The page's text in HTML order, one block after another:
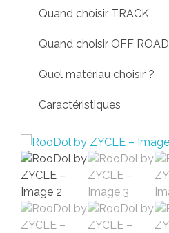
Quand choisir TRACK
Quand choisir OFF ROAD
Quel matériau choisir ?
Caractéristiques